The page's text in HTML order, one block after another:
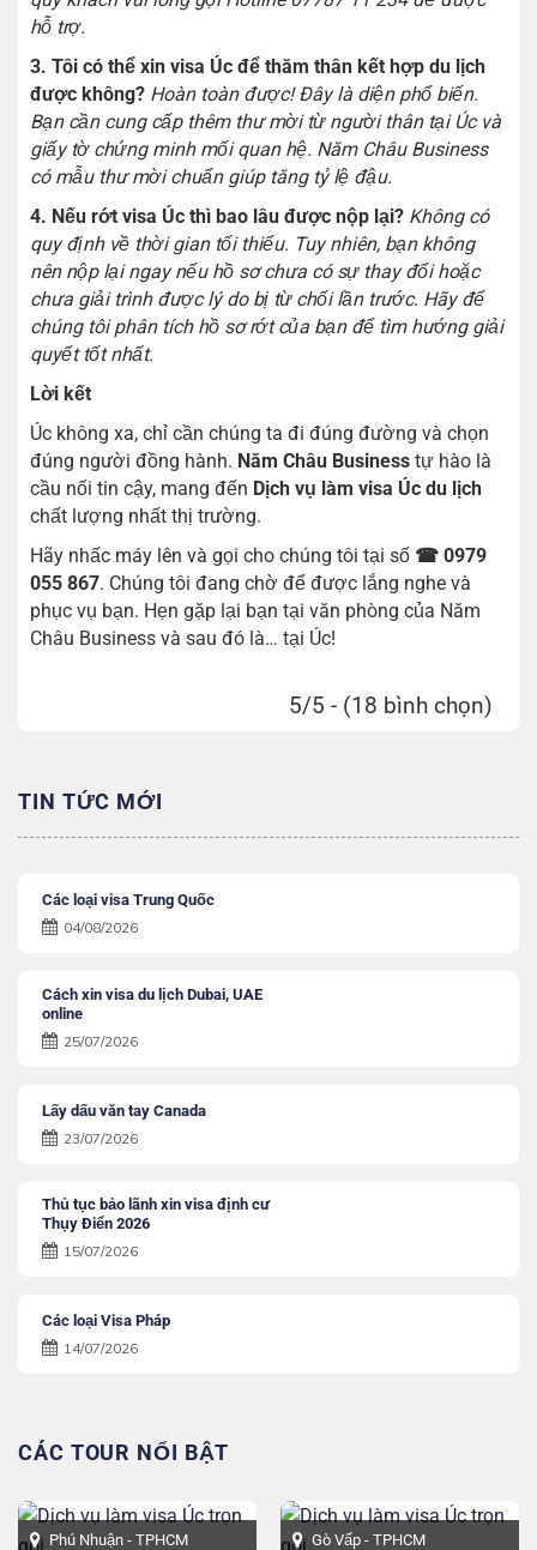
hỗ trợ.
3. Tôi có thể xin visa Úc để thăm thân kết hợp du lịch
được không? Hoàn toàn được! Đây là diện phổ biến.
Bạn cần cung cấp thêm thư mời từ người thân tại Úc và
giấy tờ chứng minh mối quan hệ. Năm Châu Business
có mẫu thư mời chuẩn giúp tăng tỷ lệ đậu.
4. Nếu rớt visa Úc thì bao lâu được nộp lại? Không có
quy định về thời gian tối thiểu. Tuy nhiên, bạn không
nên nộp lại ngay nếu hồ sơ chưa có sự thay đổi hoặc
chưa giải trình được lý do bị từ chối lần trước. Hãy để
chúng tôi phân tích hồ sơ rớt của bạn để tìm hướng giải
quyết tốt nhất.
Lời kết
Úc không xa, chỉ cần chúng ta đi đúng đường và chọn
đúng người đồng hành. Năm Châu Business tự hào là
cầu nối tin cậy, mang đến Dịch vụ làm visa Úc du lịch
chất lượng nhất thị trường.
Hãy nhấc máy lên và gọi cho chúng tôi tại số ☎ 0979
055 867. Chúng tôi đang chờ để được lắng nghe và
phục vụ bạn. Hẹn gặp lại bạn tại văn phòng của Năm
Châu Business và sau đó là… tại Úc!
5/5 - (18 bình chọn)
TIN TỨC MỚI
Các loại visa Trung Quốc
04/08/2026
Cách xin visa du lịch Dubai, UAE
online
25/07/2026
Lấy dấu văn tay Canada
23/07/2026
Thủ tục bảo lãnh xin visa định cư
Thụy Điển 2026
15/07/2026
Các loại Visa Pháp
14/07/2026
CÁC TOUR NỔI BẬT
Phú Nhuận - TPHCM Gò Vấp - TPHCM